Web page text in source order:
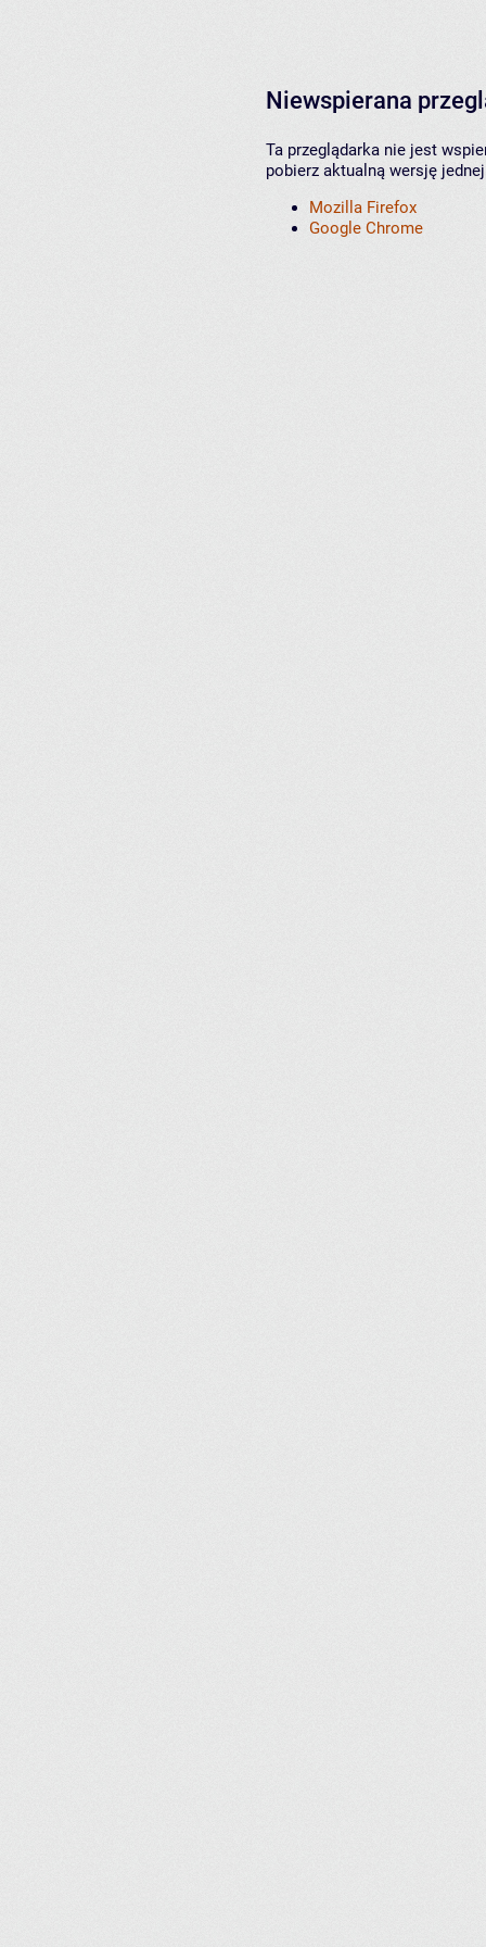
Niewspierana
Ta przeglądarka nie jest
pobierz aktualną wersję
Mozilla Firefox
Google Chrome